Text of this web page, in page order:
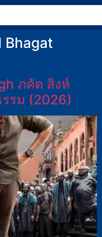
Bhagat
ภคัต สิงห์
รม (2026)